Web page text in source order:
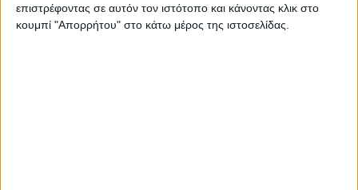
επιστρέφοντας σε αυτόν τον ιστότοπο και κάνοντας κλικ στο
κουμπί "Απορρήτου" στο κάτω μέρος της ιστοσελίδας.